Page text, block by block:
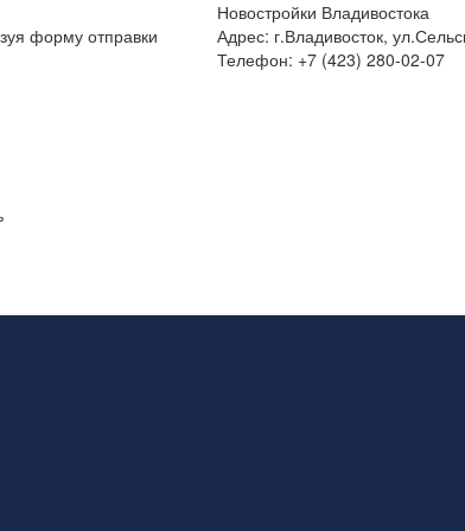
форму отправки
Новостройки Владивостока
Адрес: г.Владивосток,
Телефон: +7 (423) 280-02-07